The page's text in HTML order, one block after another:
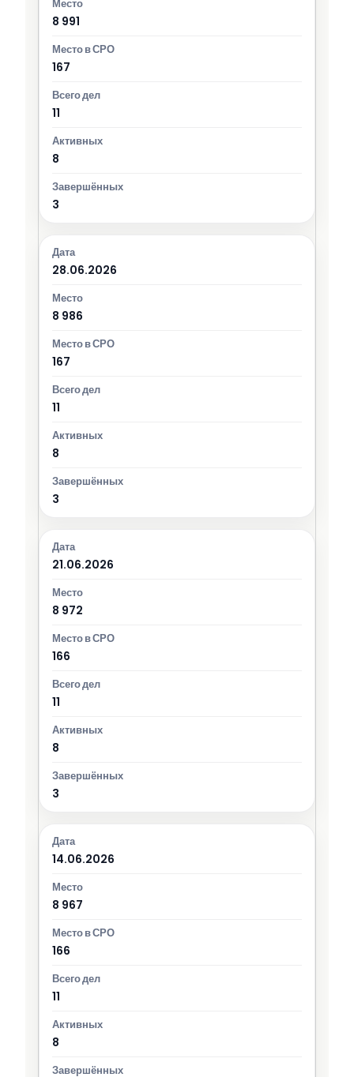
8 991
167
11
8
3
28.06.2026
8 986
167
11
8
3
21.06.2026
8 972
166
11
8
3
14.06.2026
8 967
166
11
8